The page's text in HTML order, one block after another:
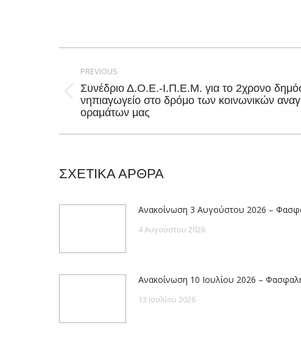
navigation
PREVIOUS
Previous
post:
Συνέδριο Δ.Ο.Ε.-Ι.Π.Ε.Μ. για το 2χρονο
νηπιαγωγείο στο δρόμο των κοινωνικών
οραμάτων μας
ΣΧΕΤΙΚΑ ΑΡΘΡΑ
Ανακοίνωση 3 Αυγούστου 2026 –
4 Αυγούστου 2026
Ανακοίνωση 10 Ιουλίου 2026 –
13 Ιουλίου 2026